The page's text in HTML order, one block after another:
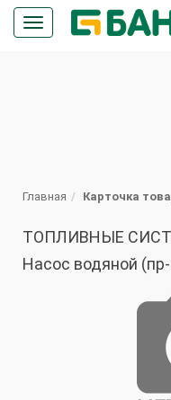
Кнопка
меню
Главная Карточка
ТОПЛИВНЫЕ
Насос водяной